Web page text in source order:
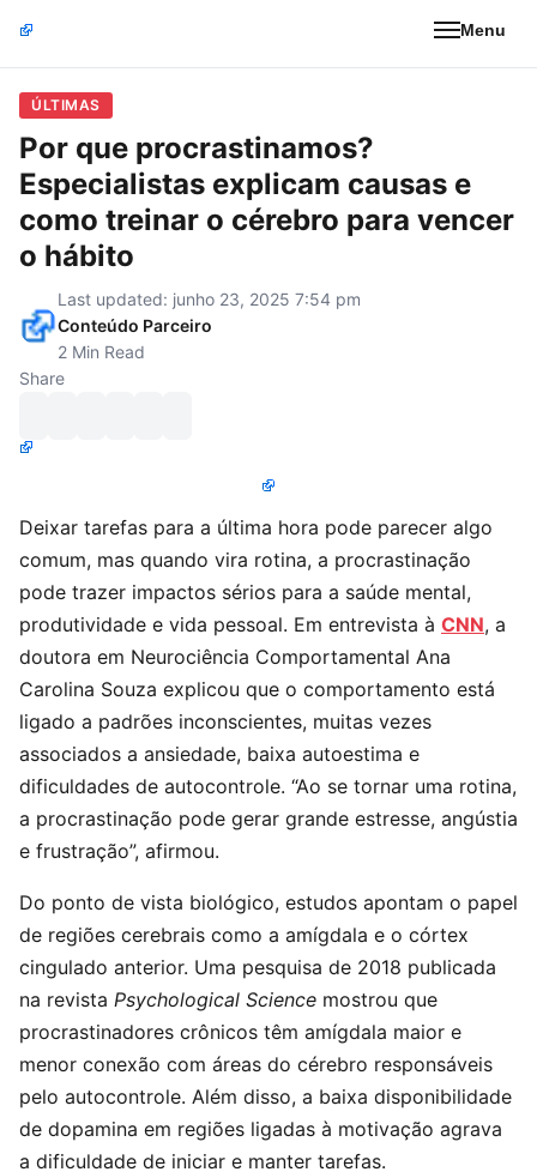
Menu
ÚLTIMAS
Por que procrastinamos?
Especialistas explicam causas e
como treinar o cérebro para vencer
o hábito
Last updated: junho 23, 2025 7:54 pm
Conteúdo Parceiro
2 Min Read
Share
Deixar tarefas para a última hora pode parecer algo
comum, mas quando vira rotina, a procrastinação
pode trazer impactos sérios para a saúde mental,
produtividade e vida pessoal. Em entrevista à CNN, a
doutora em Neurociência Comportamental Ana
Carolina Souza explicou que o comportamento está
ligado a padrões inconscientes, muitas vezes
associados a ansiedade, baixa autoestima e
dificuldades de autocontrole. “Ao se tornar uma rotina,
a procrastinação pode gerar grande estresse, angústia
e frustração”, afirmou.
Do ponto de vista biológico, estudos apontam o papel
de regiões cerebrais como a amígdala e o córtex
cingulado anterior. Uma pesquisa de 2018 publicada
na revista Psychological Science mostrou que
procrastinadores crônicos têm amígdala maior e
menor conexão com áreas do cérebro responsáveis
pelo autocontrole. Além disso, a baixa disponibilidade
de dopamina em regiões ligadas à motivação agrava
a dificuldade de iniciar e manter tarefas.